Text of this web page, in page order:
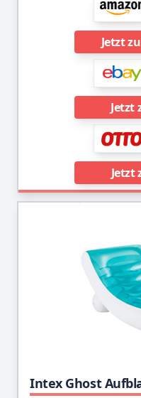
Jetzt
Jetzt
Jetzt
Intex Ghost